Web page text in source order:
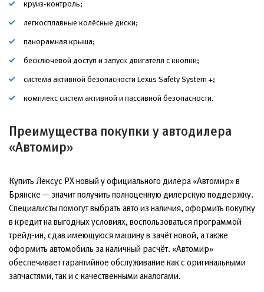
круиз-контроль;
легкосплавные колёсные диски;
панорамная крыша;
бесключевой доступ и запуск двигателя с кнопки;
система активной безопасности Lexus Safety System +;
комплекс систем активной и пассивной безопасности.
Преимущества покупки у автодилера
«Автомир»
Купить Лексус РХ новый у официального дилера «Автомир» в
Брянске — значит получить полноценную дилерскую поддержку.
Специалисты помогут выбрать авто из наличия, оформить покупку
в кредит на выгодных условиях, воспользоваться программой
трейд-ин, сдав имеющуюся машину в зачёт новой, а также
оформить автомобиль за наличный расчёт. «Автомир»
обеспечивает гарантийное обслуживание как с оригинальными
запчастями, так и с качественными аналогами.